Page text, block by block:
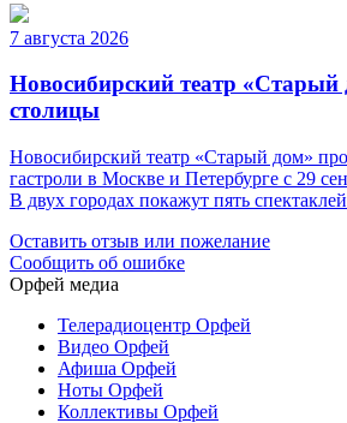
7 августа 2026
Новосибирский театр «Старый
столицы
Новосибирский театр «Старый дом»
гастроли в Москве и Петербурге с 29
В двух городах покажут пять
Оставить отзыв или пожелание
Сообщить об ошибке
Орфей медиа
Телерадиоцентр Орфей
Видео Орфей
Афиша Орфей
Ноты Орфей
Коллективы Орфей